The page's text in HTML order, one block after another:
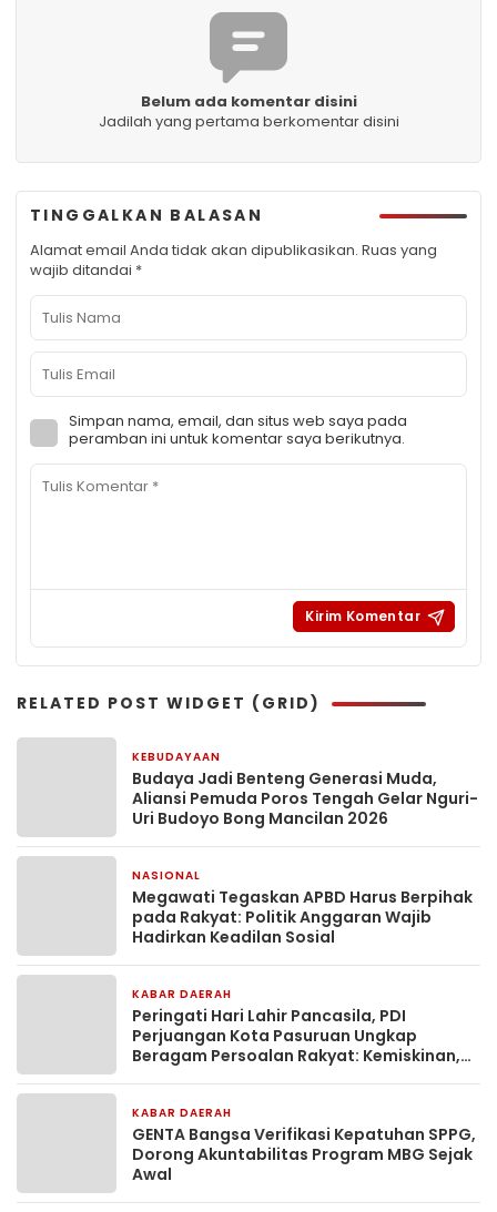
Belum ada komentar disini
Jadilah yang pertama berkomentar disini
TINGGALKAN BALASAN
Alamat email Anda tidak akan dipublikasikan. Ruas yang
wajib ditandai *
Simpan nama, email, dan situs web saya pada
peramban ini untuk komentar saya berikutnya.
RELATED POST WIDGET (GRID)
KEBUDAYAAN
Budaya Jadi Benteng Generasi Muda,
Aliansi Pemuda Poros Tengah Gelar Nguri-
Uri Budoyo Bong Mancilan 2026
NASIONAL
Megawati Tegaskan APBD Harus Berpihak
pada Rakyat: Politik Anggaran Wajib
Hadirkan Keadilan Sosial
KABAR DAERAH
Peringati Hari Lahir Pancasila, PDI
Perjuangan Kota Pasuruan Ungkap
Beragam Persoalan Rakyat: Kemiskinan,
KABAR DAERAH
GENTA Bangsa Verifikasi Kepatuhan SPPG,
Dorong Akuntabilitas Program MBG Sejak
Awal